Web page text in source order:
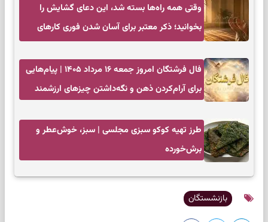
وقتی همه راه‌ها بسته شد، این دعای گشایش را
بخوانید؛ ذکر معتبر برای آسان شدن فوری کارهای
فال فرشتگان امروز جمعه ۱۶ مرداد ۱۴۰۵ | پیام‌هایی
برای آرام‌کردن ذهن و نگه‌داشتن چیزهای ارزشمند
طرز تهیه کوکو سبزی مجلسی | سبز، خوش‌عطر و
برش‌خورده
بازنشستگان